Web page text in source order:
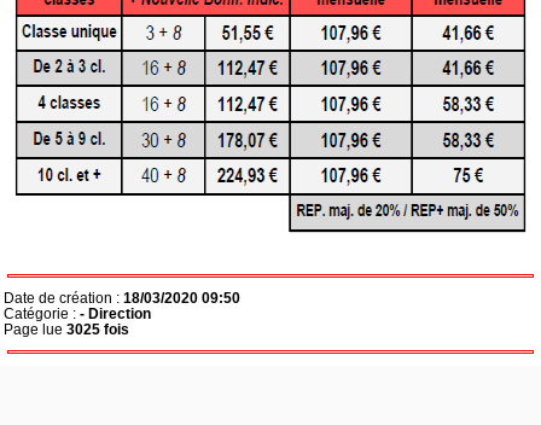
Date de création : 18/03/2020 09:50
Catégorie : - Direction
Page lue 3025 fois